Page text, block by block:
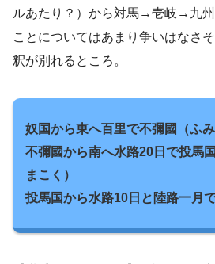
ルあたり？）から対馬→壱岐→九
ことについてはあまり争いはなさ
釈が別れるところ。
奴国から東へ百里で不彌國（ふみ
不彌國から南へ水路20日で投馬
まこく）
投馬国から水路10日と陸路一月